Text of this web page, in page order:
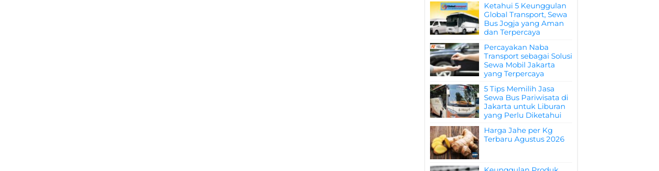
Ketahui 5 Keunggulan
Global Transport, Sewa
Bus Jogja yang Aman
dan Terpercaya
Percayakan Naba
Transport sebagai Solusi
Sewa Mobil Jakarta
yang Terpercaya
5 Tips Memilih Jasa
Sewa Bus Pariwisata di
Jakarta untuk Liburan
yang Perlu Diketahui
Harga Jahe per Kg
Terbaru Agustus 2026